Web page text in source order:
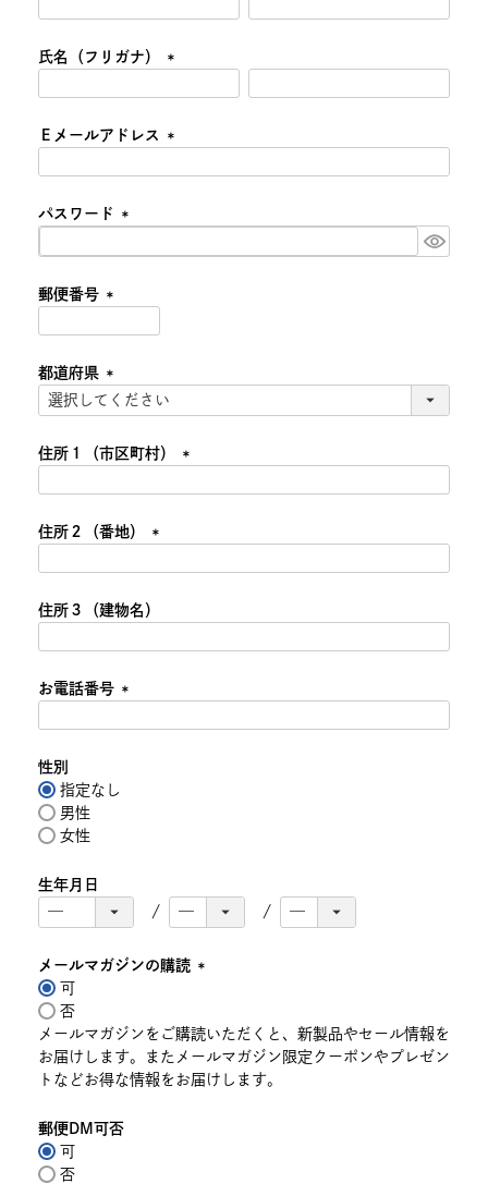
氏名（フリガナ）
Ｅメールアドレス
パスワード
郵便番号
都道府県
(必
住所１（市区町村）
住所２（番地）
住所３（建物名）
お電話番号
性別
指定なし
男性
女性
生年月日
メールマガジンの購読
可
否
メールマガジンをご購読いただくと、新製品やセール情報を
お届けします。またメールマガジン限定クーポンやプレゼン
トなどお得な情報をお届けします。
郵便DM可否
可
否